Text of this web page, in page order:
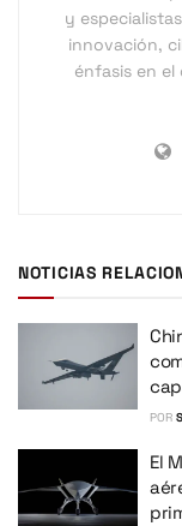
y
innovación,
énfasis en
NOTICIAS
POR
El